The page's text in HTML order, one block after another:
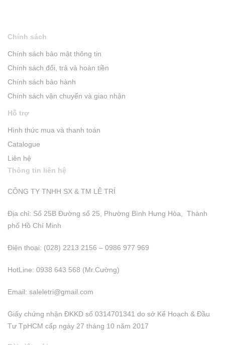
Chính sách
Chính sách bảo mật thông tin
Chính sách đổi, trả và hoàn tiền
Chính sách bảo hành
Chính sách vận chuyển và giao nhận
Hỗ trợ
Hình thức mua và thanh toán
Catalogue
Liên hệ
Thông tin liên hệ
CÔNG TY TNHH SX & TM LÊ TRÍ
Địa chỉ: Số 25B Đường số 25, Phường Bình Hưng Hòa, Thành
phố Hồ Chí Minh
Điện thoại: (028) 2213 2156 – 0986 977 969
HotLine: 0938 643 568 (Mr.Cường)
Email: saleletri@gmail.com
Giấy chứng nhận ĐKKD số 0314701341 do sở Kể Hoạch & Đầu
Tư TpHCM cấp ngày 27 tháng 10 năm 2017